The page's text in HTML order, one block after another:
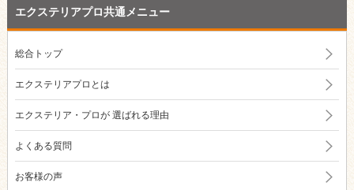
エクステリアプロ共通メニュー
総合トップ
エクステリアプロとは
エクステリア・プロが選ばれる理由
よくある質問
お客様の声